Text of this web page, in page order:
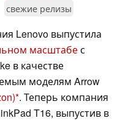
свежие релизы
Lenovo выпустила
масштабес
в качестве
моделям Arrow
. Теперь компания
T16, выпустив в